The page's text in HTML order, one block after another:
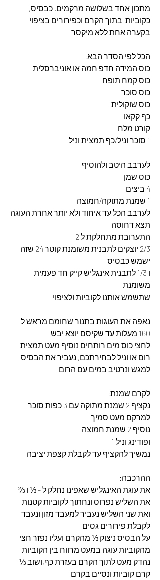
מתכון אחד בשלושה מרקמים, כבסיס,
כקוביות  בתוך הקרם וכפירורים בציפוי
בקערה אחת ללא מיקסר
הכל לפי הסדר הבא:
כוס המידה חדפ חמה או אוניברסלית
כוס קמח תופח
כוס סוכר
כוס שוקולית
כף קקאו
קורט מלח
1 סוכר וניל/כף תמצית וניל
לערבב היטב ולהוסיף
כוס שמן
4 ביצים
1 שמנת מתוקה/חמוצה
לערבב הכל עד איחוד ולא יותר אחרת העוגה
תצא דחוסה
התערובת מתחלקת ל 2
2/3 יוצקים לתבנית משומנת קוטר 24 שזה
ישמש כבסיס
ו 1/3 לתבנית אינגליש קייק חד פעמית
משומנת
שתשמש אותנו לקוביות ולציפוי
נאפה את העוגות בתנור שחומם מראש ל
160 מעלות עד שקיסם יוצא יבש
לחצי כוס מים רותחים נוסיף מעט תמצית
רום או וניל לבחירתכם, נעביר את הבסיס
למגש ונרטיב במים עם הרום
לקרם שמנת:
נקציף 2 שמנת מתוקה עם 3 כפות סוכר
למרקם מעט סמיך
נוסיף 2 שמנת חמוצה
ופודינג וניל 1
נמשיך להקציף עד לקבלת קצפת יציבה
ההרכבה:
את עוגת האינגליש שאפינו נחלק ל - ⅓ ו ⅔
את השליש נפרוס ונחתוך לקוביות קטנות
ואת שני השליש נעביר למעבד מזון ונעבד
לקבלת פירורים גסים
על הבסיס ניצוק ⅓ מהקרם ועליו נפזר חצי
מהקוביות עוגה במעט מרווח בין הקוביות
נהדק מעט לתוך הקרם בעזרת כף,ושוב ⅓
קרם קוביות ונסיים בקרם